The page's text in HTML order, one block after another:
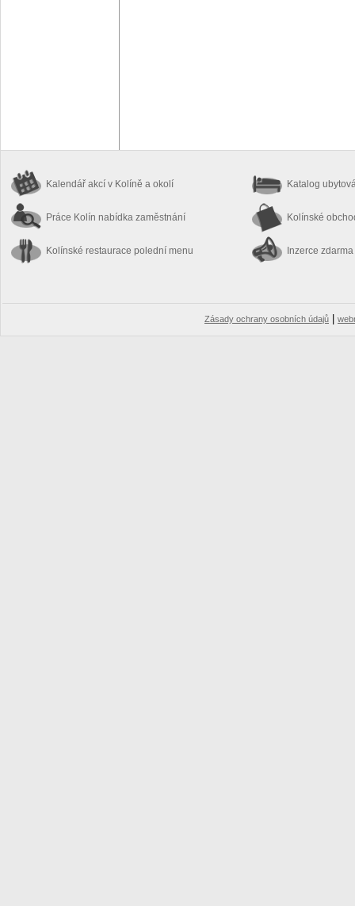
Kalendář akcí v Kolíně a okolí
Práce Kolín nabídka zaměstnání
Kolínské restaurace polední menu
Katalog
Kolínské
Inzerce zdarma
Zásady ochrany osobních údajů